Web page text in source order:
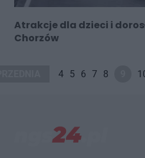
Atrakcje dla dzieci i
Chorzów
4 5 6 7 8